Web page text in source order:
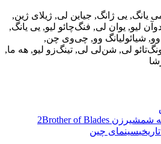
یانگ, یی ژانگ, جیاین لی, ژیلای ژین,
لیو, یوان لی, فنگ‌چائو لیو, یی یانگ,
, شیائولیانگ وو, چی‌وی چن,
لی, شن‌لی لی, تینگ‌زو لیو, هه ما,
شمشیرزن 2 Brother of Blades
سینمای چین